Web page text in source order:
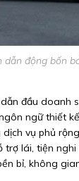
động bốn
đầu doanh
ngữ thiết
vụ phủ
trợ lái, tiện
bỉ, không